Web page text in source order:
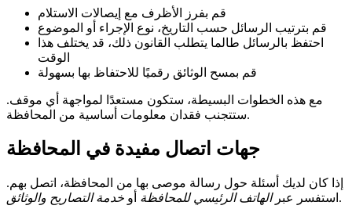
قم بفرز الأظرف مع إيصالات الاستلام
قم بترتيب الرسائل حسب التاريخ، نوع الإجراء أو الموضوع
احتفظ بالرسائل طالما يتطلب القانون ذلك، قد يختلف هذا
الوقت
قم بمسح الوثائق رقميًا للاحتفاظ بها بسهولة
مع هذه الخطوات البسيطة، ستكون مستعدًا لمواجهة أي موقف.
ستتجنب فقدان معلومات أساسية من المحافظة.
جهات اتصال مفيدة في المحافظة
إذا كان لديك أسئلة حول رسالة موصى بها من المحافظة، اتصل بهم.
استفسر عبرالهاتف الرئيسي للمحافظة أو خدمة التصاريح والوثائق .